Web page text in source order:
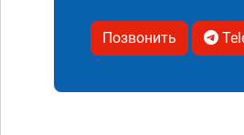
Позвонить